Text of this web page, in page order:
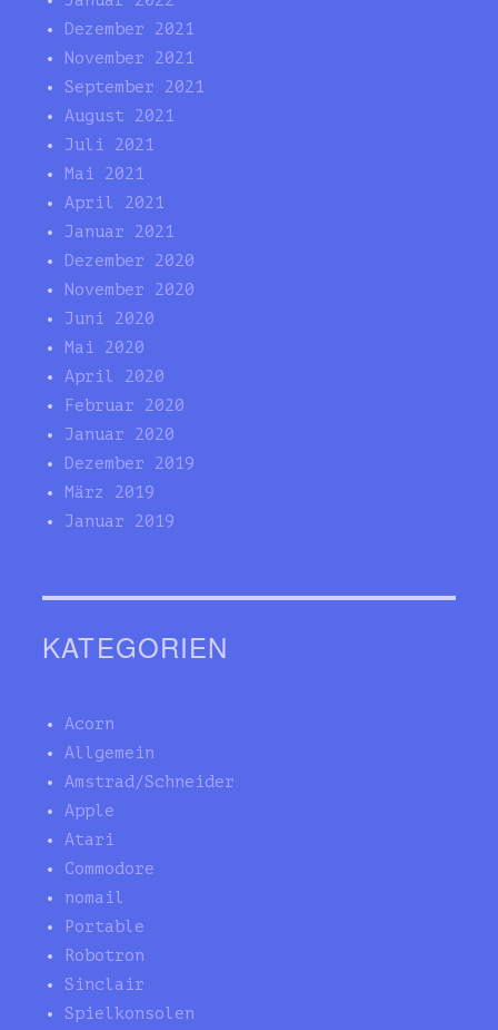
Dezember 2021
November 2021
September 2021
August 2021
Juli 2021
Mai 2021
April 2021
Januar 2021
Dezember 2020
November 2020
Juni 2020
Mai 2020
April 2020
Februar 2020
Januar 2020
Dezember 2019
März 2019
Januar 2019
KATEGORIEN
Acorn
Allgemein
Amstrad/Schneider
Apple
Atari
Commodore
nomail
Portable
Robotron
Sinclair
Spielkonsolen